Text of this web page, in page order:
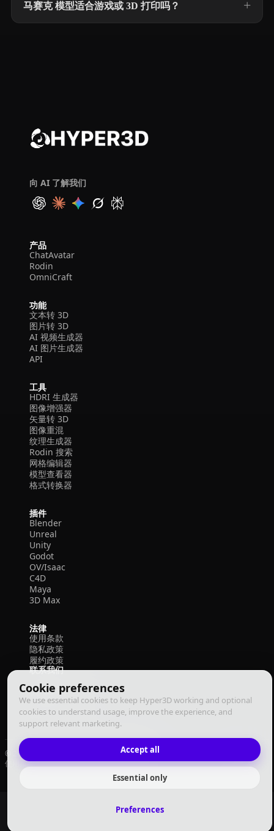
Cookie preferences
We use essential cookies to keep Hyper3D working and optional
cookies to understand usage, improve the experience, and
support relevant marketing.
Accept all
Essential only
Preferences
马赛克 模型适合游戏或 3D 打印吗？
向 AI 了解我们
产品
ChatAvatar
Rodin
OmniCraft
功能
文本转 3D
图片转 3D
AI 视频生成器
AI 图片生成器
API
工具
HDRI 生成器
图像增强器
矢量转 3D
图像重混
纹理生成器
Rodin 搜索
网格编辑器
模型查看器
格式转换器
插件
Blender
Unreal
Unity
Godot
OV/Isaac
C4D
Maya
3D Max
法律
使用条款
隐私政策
履约政策
联系我们
© 2026 Deemos Corporation. 保留所有权利
使用条款隐私政策履约政策 中文